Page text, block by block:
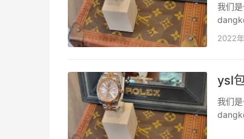
我们
二手
2022
ysl
我们